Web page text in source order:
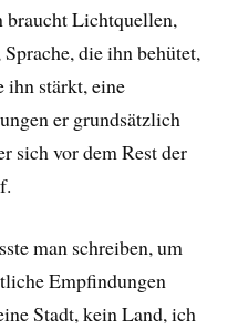
braucht Lichtquellen,
die ihn behütet,
ihn stärkt, eine
er grundsätzlich
sich vor dem Rest der
man schreiben, um
Empfindungen
Stadt, kein Land, ich